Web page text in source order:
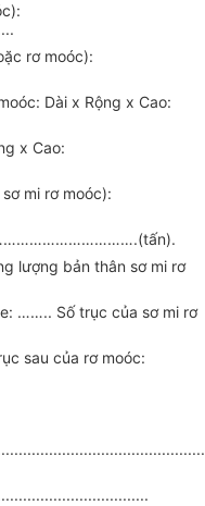
rơ moóc):
Dài x Rộng x Cao:
x Cao:
mi rơ moóc):
lượng bản thân sơ mi rơ
…….. Số trục của sơ mi rơ
sau của rơ moóc: